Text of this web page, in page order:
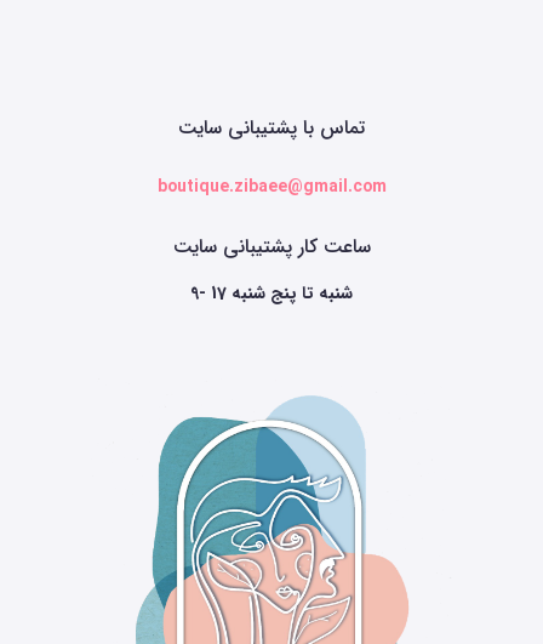
تماس با پشتیبانی سایت
boutique.zibaee@gmail.com
ساعت کار پشتیبانی سایت
9- 17 شنبه تا پنج شنبه